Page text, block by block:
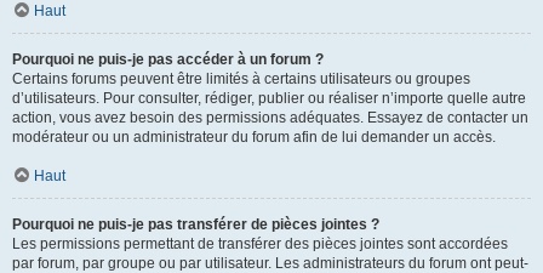
Haut
Pourquoi ne puis-je pas accéder à un forum ?
Certains forums peuvent être limités à certains utilisateurs ou groupes
d’utilisateurs. Pour consulter, rédiger, publier ou réaliser n’importe quelle autre
action, vous avez besoin des permissions adéquates. Essayez de contacter un
modérateur ou un administrateur du forum afin de lui demander un accès.
Haut
Pourquoi ne puis-je pas transférer de pièces jointes ?
Les permissions permettant de transférer des pièces jointes sont accordées
par forum, par groupe ou par utilisateur. Les administrateurs du forum ont peut-